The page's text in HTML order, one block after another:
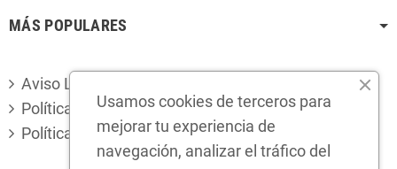
MÁS POPULARES
Aviso Legal
Política de privacidad
Política de cookies
Usamos cookies de terceros para
mejorar tu experiencia de
navegación, analizar el tráfico del